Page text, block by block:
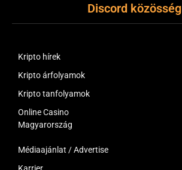
Discord közösség
Kripto hírek
Kripto árfolyamok
Kripto tanfolyamok
Online Casino
Magyarország
Médiaajánlat / Advertise
Karrier